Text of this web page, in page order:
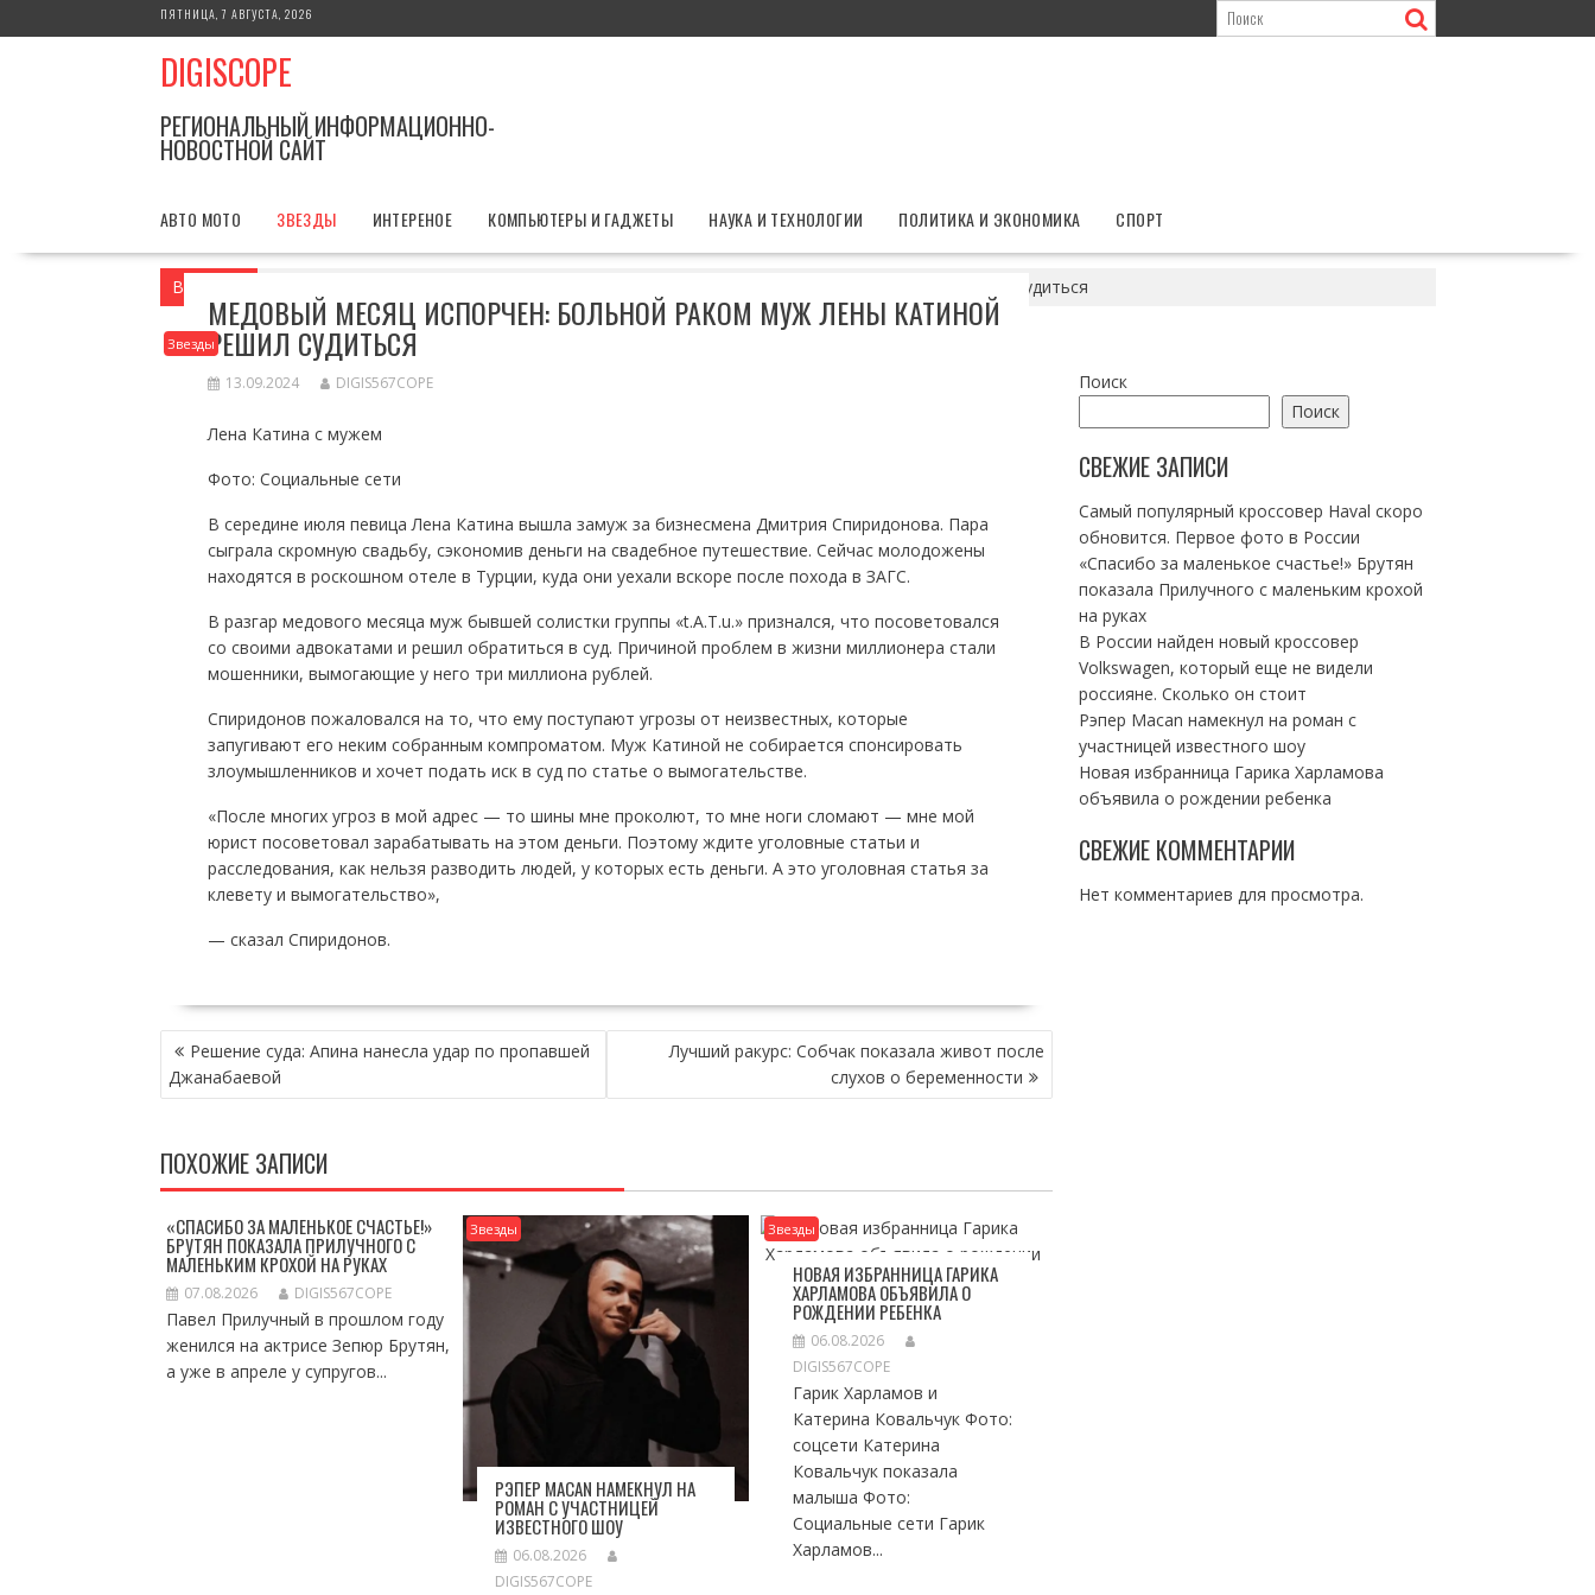
к
ПЯТНИЦА, 7 АВГУСТА, 2026
DIGISCOPE
РЕГИОНАЛЬНЫЙ ИНФОРМАЦИОННО-
НОВОСТНОЙ САЙТ
АВТО МОТО ЗВЕЗДЫ ИНТЕРЕНОЕ КОМПЬЮТЕРЫ И ГАДЖЕТЫ НАУКА И ТЕХНОЛОГИИ ПОЛИТИКА И ЭКОНОМИКА СПОРТ
Вы здесь Медовый месяц испорчен: больной раком муж Лены Катиной решил судиться
Звезды
МЕДОВЫЙ МЕСЯЦ ИСПОРЧЕН: БОЛЬНОЙ РАКОМ МУЖ ЛЕНЫ КАТИНОЙ
РЕШИЛ СУДИТЬСЯ
13.09.2024 DIGIS567COPE
Лена Катина с мужем
Фото: Социальные сети
В середине июля певица Лена Катина вышла замуж за бизнесмена Дмитрия Спиридонова. Пара
сыграла скромную свадьбу, сэкономив деньги на свадебное путешествие. Сейчас молодожены
находятся в роскошном отеле в Турции, куда они уехали вскоре после похода в ЗАГС.
В разгар медового месяца муж бывшей солистки группы «t.A.T.u.» признался, что посоветовался
со своими адвокатами и решил обратиться в суд. Причиной проблем в жизни миллионера стали
мошенники, вымогающие у него три миллиона рублей.
Спиридонов пожаловался на то, что ему поступают угрозы от неизвестных, которые
запугивают его неким собранным компроматом. Муж Катиной не собирается спонсировать
злоумышленников и хочет подать иск в суд по статье о вымогательстве.
«После многих угроз в мой адрес — то шины мне проколют, то мне ноги сломают — мне мой
юрист посоветовал зарабатывать на этом деньги. Поэтому ждите уголовные статьи и
расследования, как нельзя разводить людей, у которых есть деньги. А это уголовная статья за
клевету и вымогательство»,
— сказал Спиридонов.
НАВИГАЦИЯ
ПО
ЗАПИСЯМ
Решение суда: Апина нанесла удар по пропавшей
Джанабаевой
Лучший ракурс: Собчак показала живот после
слухов о беременности
ПОХОЖИЕ ЗАПИСИ
«СПАСИБО ЗА МАЛЕНЬКОЕ СЧАСТЬЕ!»
БРУТЯН ПОКАЗАЛА ПРИЛУЧНОГО С
МАЛЕНЬКИМ КРОХОЙ НА РУКАХ
07.08.2026 DIGIS567COPE
Павел Прилучный в прошлом году
женился на актрисе Зепюр Брутян,
а уже в апреле у супругов...
Звезды
РЭПЕР MACAN НАМЕКНУЛ НА
РОМАН С УЧАСТНИЦЕЙ
ИЗВЕСТНОГО ШОУ
06.08.2026
DIGIS567COPE
Звезды
НОВАЯ ИЗБРАННИЦА ГАРИКА
ХАРЛАМОВА ОБЪЯВИЛА О
РОЖДЕНИИ РЕБЕНКА
06.08.2026
DIGIS567COPE
Гарик Харламов и
Катерина Ковальчук Фото:
соцсети Катерина
Ковальчук показала
малыша Фото:
Социальные сети Гарик
Харламов...
Поиск
Поиск
СВЕЖИЕ ЗАПИСИ
Самый популярный кроссовер Haval скоро
обновится. Первое фото в России
«Спасибо за маленькое счастье!» Брутян
показала Прилучного с маленьким крохой
на руках
В России найден новый кроссовер
Volkswagen, который еще не видели
россияне. Сколько он стоит
Рэпер Macan намекнул на роман с
участницей известного шоу
Новая избранница Гарика Харламова
объявила о рождении ребенка
СВЕЖИЕ КОММЕНТАРИИ
Нет комментариев для просмотра.